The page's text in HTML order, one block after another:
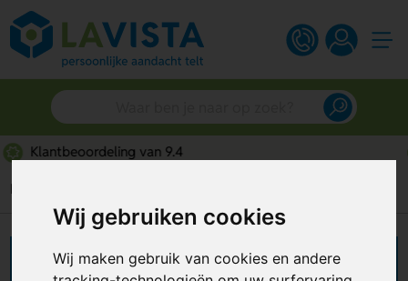
Wij gebruiken cookies
Wij maken gebruik van cookies en andere
Snelle persoonlijke service
Home
Badhanddoeken